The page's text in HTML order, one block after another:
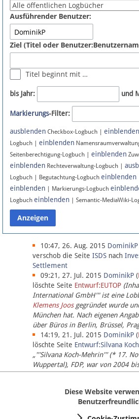
Fördermitglied werden
Fehler melden
Newsletter
Bluesky
Facebook
Instagram
Anmelden
Datenschutz
Über Lobbypedia
Impressum
Ausführender Benutzer:
Ziel (Titel oder
Titel beginnt mit …
bis Jahr: und
Markierungs-Filter:
ausblenden Checkbox-Logbuch | einblenden
Logbuch | einblenden
Seitenberechtigung-Logbuch | einblenden
einblenden Rechteverwaltung-Logbuch |
Logbuch | Begutachtung-Logbuch einblenden
einblenden | Markierungs-Logbuch
Logbuch einblenden | Semantic-MediaWiki-
10:47, 26. Aug. 2015 DominikP
verschob die Seite ISDS nach
Settlement
09:21, 27. Jul. 2015 DominikP (
löschte Seite Entwurf:EUTOP
International GmbH''' ist eine
Klemens Joosgegründet wurde
München hat. Nach eigenen
über Büros in Berlin, Brüssel,
14:19, 21. Jul. 2015 DominikP (
löschte Seite Entwurf:Silvana
„'''Silvana Koch-Mehrin''' (* 17.
Wuppertal), FDP, war von 2004
Europäischen Parlaments, seit
Diese Website